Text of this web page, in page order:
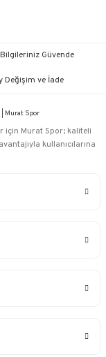
Güvende
Değişim ve İade
için Murat Spor; kaliteli
kullanıcılarına